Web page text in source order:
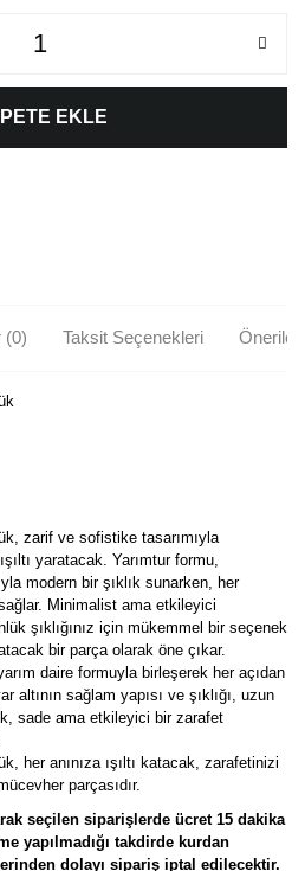
EKLE
(0) Taksit Seçenekleri
zarif ve sofistike tasarımıyla
yaratacak. Yarımtur formu,
modern bir şıklık sunarken, her
Minimalist ama etkileyici
şıklığınız için mükemmel bir seçenek
bir parça olarak öne çıkar.
daire formuyla birleşerek her açıdan
altının sağlam yapısı ve şıklığı, uzun
sade ama etkileyici bir zarafet
her anınıza ışıltı katacak, zarafetinizi
parçasıdır.
seçilen siparişlerde ücret 15 dakika
yapılmadığı takdirde kurdan
dolayı sipariş iptal edilecektir.